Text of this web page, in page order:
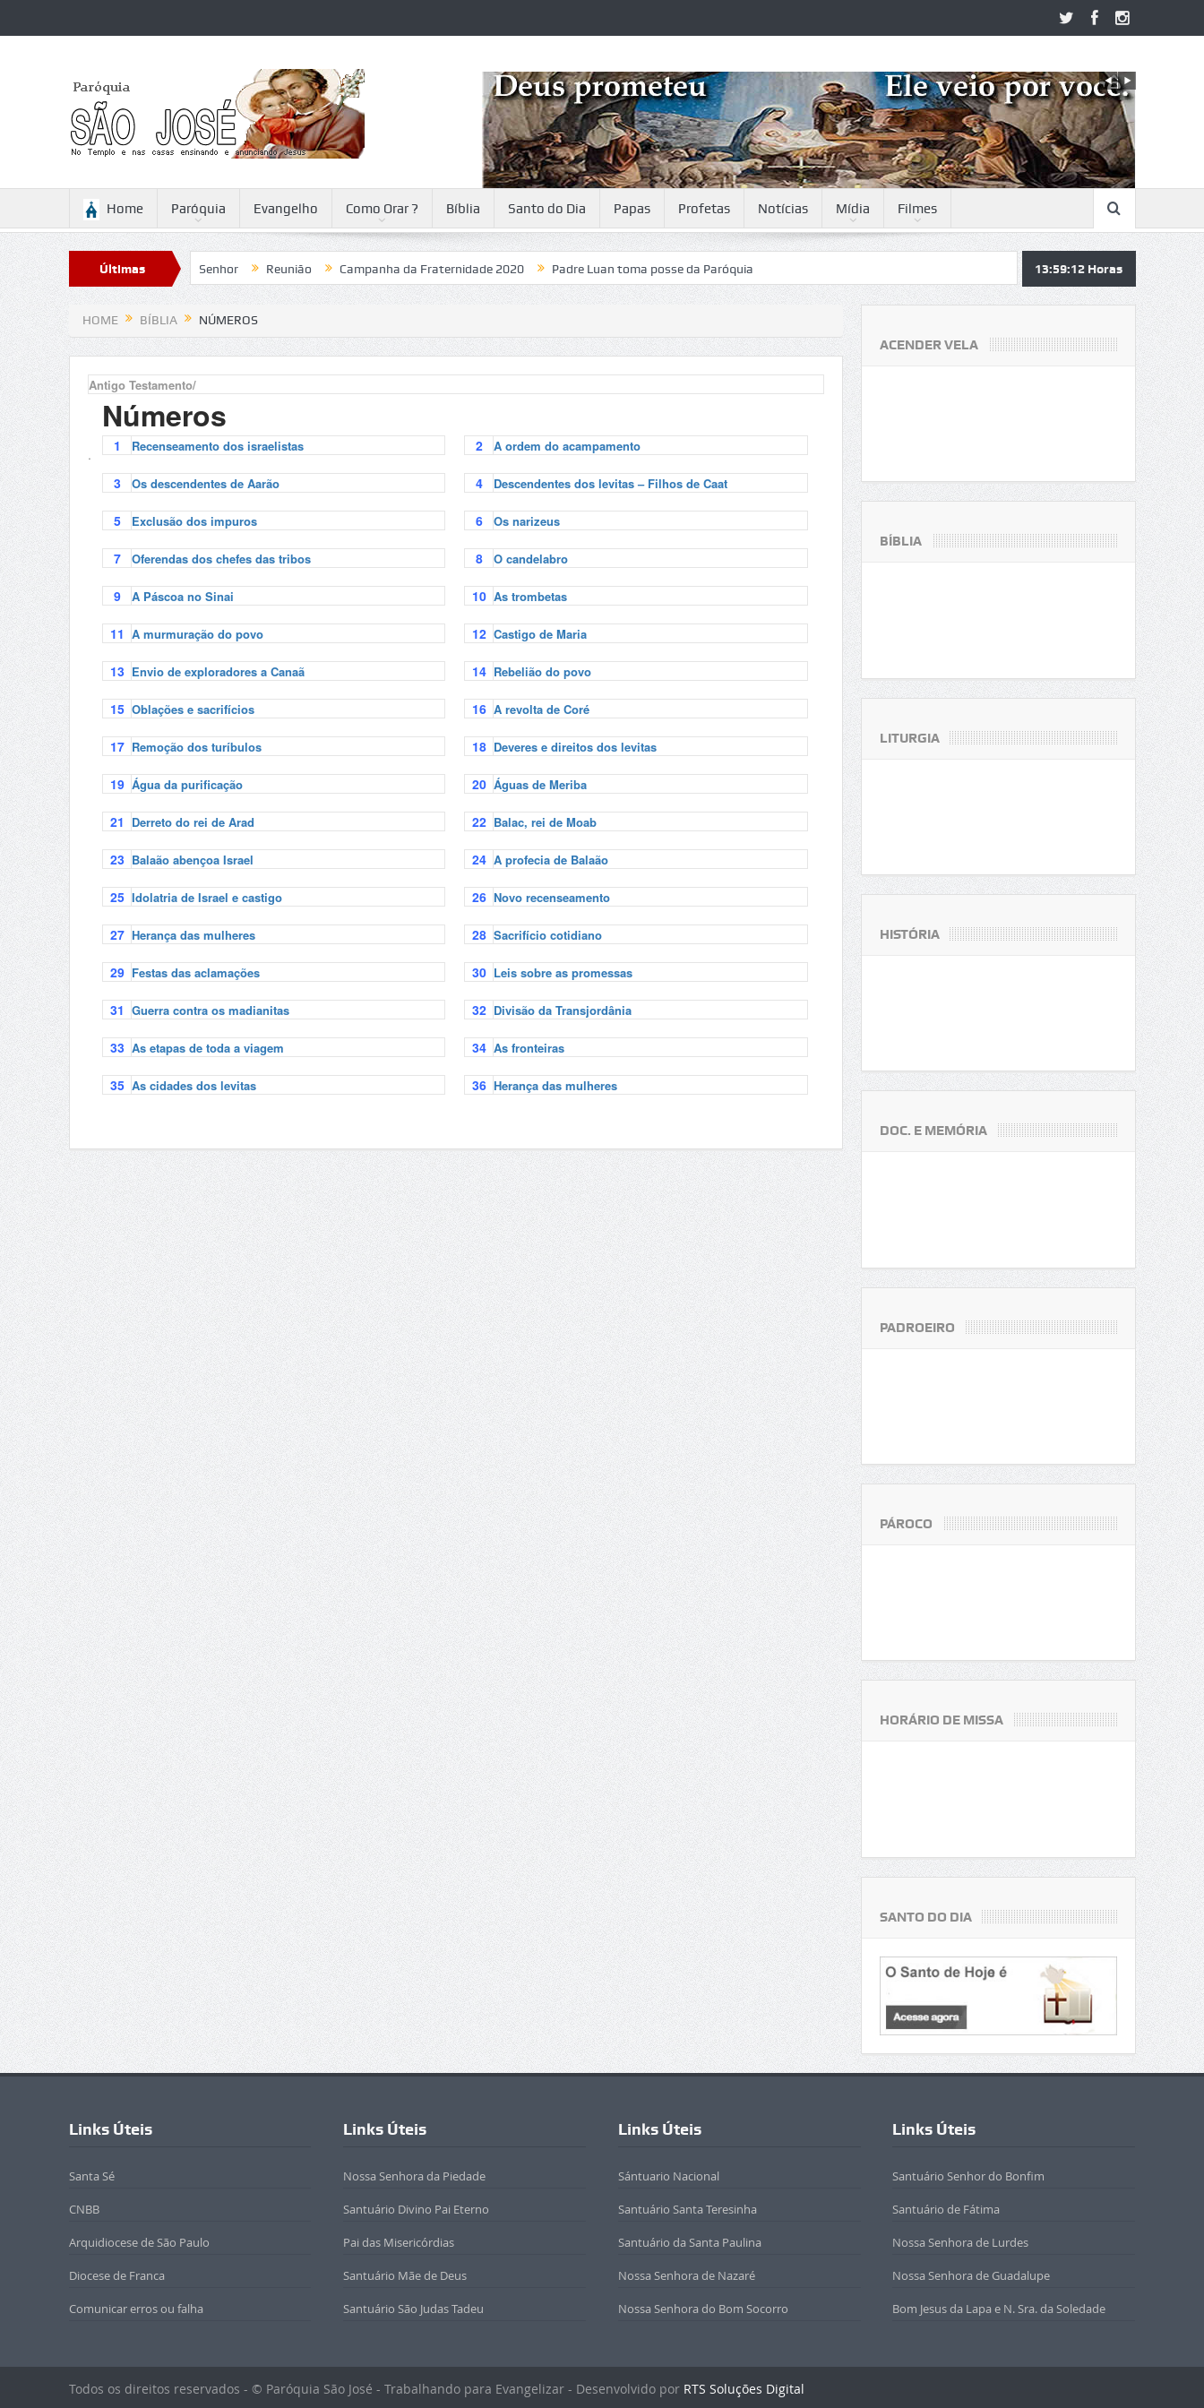
Home Paróquia Evangelho Como Orar ? Bíblia Santo do Dia Papas Profetas Notícias Mídia Filmes
Últimas
Notícias
para a Ascensão do Senhor Reunião Campanha da Fraternidade 2020 Padre Luan toma posse da Paróquia 13:59:13 Horas
HOME BÍBLIA NÚMEROS
Antigo Testamento/
Números
. 1 Recenseamento dos israelistas 2 A ordem do acampamento
3 Os descendentes de Aarão 4 Descendentes dos levitas – Filhos de Caat
5 Exclusão dos impuros 6 Os narizeus
7 Oferendas dos chefes das tribos 8 O candelabro
9 A Páscoa no Sinai 10 As trombetas
11 A murmuração do povo 12 Castigo de Maria
13 Envio de exploradores a Canaã 14 Rebelião do povo
15 Oblações e sacrifícios 16 A revolta de Coré
17 Remoção dos turíbulos 18 Deveres e direitos dos levitas
19 Água da purificação 20 Águas de Meriba
21 Derreto do rei de Arad 22 Balac, rei de Moab
23 Balaão abençoa Israel 24 A profecia de Balaão
25 Idolatria de Israel e castigo 26 Novo recenseamento
27 Herança das mulheres 28 Sacrifício cotidiano
29 Festas das aclamações 30 Leis sobre as promessas
31 Guerra contra os madianitas 32 Divisão da Transjordânia
33 As etapas de toda a viagem 34 As fronteiras
35 As cidades dos levitas 36 Herança das mulheres
ACENDER VELA
BÍBLIA
LITURGIA
HISTÓRIA
DOC. E MEMÓRIA
PADROEIRO
PÁROCO
HORÁRIO DE MISSA
SANTO DO DIA
Links Úteis
Santa Sé
CNBB
Arquidiocese de São Paulo
Diocese de Franca
Comunicar erros ou falha
Links Úteis
Nossa Senhora da Piedade
Santuário Divino Pai Eterno
Pai das Misericórdias
Santuário Mãe de Deus
Santuário São Judas Tadeu
Links Úteis
Sántuario Nacional
Santuário Santa Teresinha
Santuário da Santa Paulina
Nossa Senhora de Nazaré
Nossa Senhora do Bom Socorro
Links Úteis
Santuário Senhor do Bonfim
Santuário de Fátima
Nossa Senhora de Lurdes
Nossa Senhora de Guadalupe
Bom Jesus da Lapa e N. Sra. da Soledade
Todos os direitos reservados - © Paróquia São José - Trabalhando para Evangelizar - Desenvolvido por RTS Soluções Digital